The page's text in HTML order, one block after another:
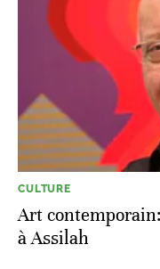
CULTURE
Art
à Assilah